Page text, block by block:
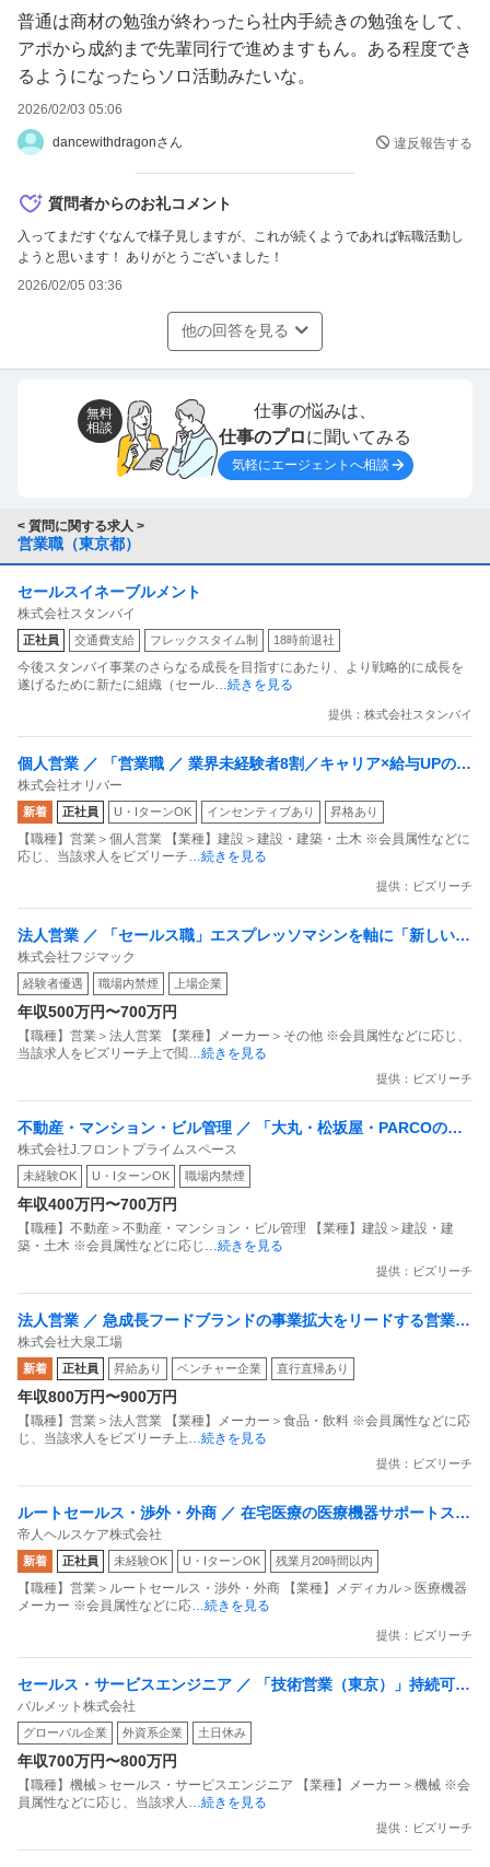
普通は商材の勉強が終わったら社内手続きの勉強をして、
アポから成約まで先輩同行で進めますもん。ある程度でき
るようになったらソロ活動みたいな。
2026/02/03 05:06
dancewithdragonさん 違反報告する
質問者からのお礼コメント
入ってまだすぐなんで様子見しますが、これが続くようであれば転職活動し
ようと思います！ ありがとうございました！
2026/02/05 03:36
他の回答を見る
無料
相談
仕事の悩みは、
仕事のプロに聞いてみる
気軽にエージェントへ相談
< 質問に関する求人 >
営業職（東京都）
セールスイネーブルメント
株式会社スタンバイ
正社員 交通費支給 フレックスタイム制 18時前退社
今後スタンバイ事業のさらなる成長を目指すにあたり、より戦略的に成長を
遂げるために新たに組織（セール…続きを見る
提供：株式会社スタンバイ
個人営業 ／ 「営業職 ／ 業界未経験者8割／キャリア×給与UPの環
境あります！」リフォーム営業職としてご活躍いただけません
か？
株式会社オリバー
新着 正社員 U・IターンOK インセンティブあり 昇格あり
【職種】営業＞個人営業 【業種】建設＞建設・建築・土木 ※会員属性などに
応じ、当該求人をビズリーチ…続きを見る
提供：ビズリーチ
法人営業 ／ 「セールス職」エスプレッソマシンを軸に「新しいカ
フェ文化」を一緒に創りましょう
株式会社フジマック
経験者優遇 職場内禁煙 上場企業
年収500万円〜700万円
【職種】営業＞法人営業 【業種】メーカー＞その他 ※会員属性などに応じ、
当該求人をビズリーチ上で閲…続きを見る
提供：ビズリーチ
不動産・マンション・ビル管理 ／ 「大丸・松坂屋・PARCOの設
備管理」でワンランク上の活躍！充実の高待遇で理想のキャリア
を築きませんか？
株式会社J.フロントプライムスペース
未経験OK U・IターンOK 職場内禁煙
年収400万円〜700万円
【職種】不動産＞不動産・マンション・ビル管理 【業種】建設＞建設・建
築・土木 ※会員属性などに応じ …続きを見る
提供：ビズリーチ
法人営業 ／ 急成長フードブランドの事業拡大をリードする営業リ
ーダー
株式会社大泉工場
新着 正社員 昇給あり ベンチャー企業 直行直帰あり
年収800万円〜900万円
【職種】営業＞法人営業 【業種】メーカー＞食品・飲料 ※会員属性などに応
じ、当該求人をビズリーチ上…続きを見る
提供：ビズリーチ
ルートセールス・渉外・外商 ／ 在宅医療の医療機器サポートスタ
ッフ（医療機器の点検・導入）／20代活躍中／賞与6ヶ⽉分／残業
ほぼなし
帝人ヘルスケア株式会社
新着 正社員 未経験OK U・IターンOK 残業月20時間以内
【職種】営業＞ルートセールス・渉外・外商 【業種】メディカル＞医療機器
メーカー ※会員属性などに応…続きを見る
提供：ビズリーチ
セールス・サービスエンジニア ／ 「技術営業（東京）」持続可能
な社会を支える技術営業職／世界トップクラスのプロセス機器メ
ーカーで営業を担当してくださる方を募集
バルメット株式会社
グローバル企業 外資系企業 土日休み
年収700万円〜800万円
【職種】機械＞セールス・サービスエンジニア 【業種】メーカー＞機械 ※会
員属性などに応じ、当該求人 …続きを見る
提供：ビズリーチ